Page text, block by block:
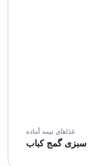
غذاهای نیمه آماده
سبزی گمج کباب